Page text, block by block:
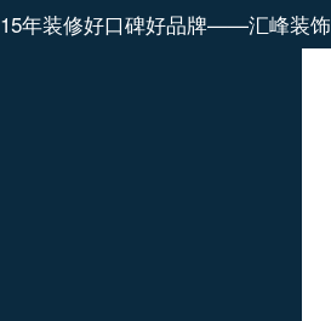
15年装修好口碑好品牌——汇峰装饰